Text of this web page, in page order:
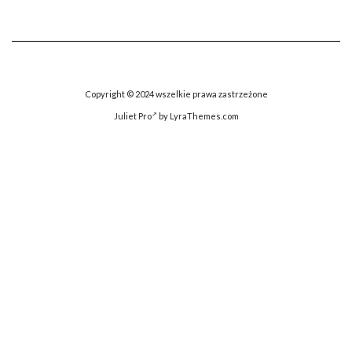
Copyright © 2024 wszelkie prawa zastrzeżone
Juliet Pro by LyraThemes.com